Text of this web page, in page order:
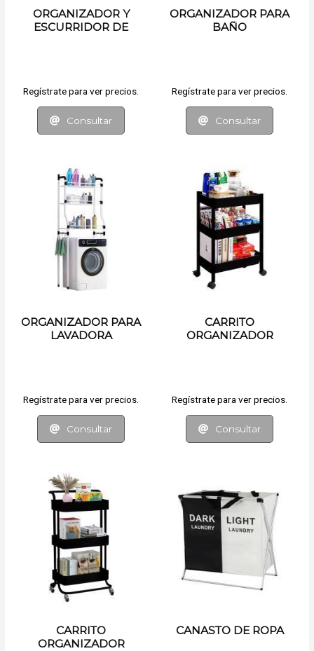
ORGANIZADOR Y
ESCURRIDOR DE
Regístrate para ver precios.
Consultar
ORGANIZADOR PARA
BAÑO
Regístrate para ver precios.
Consultar
ORGANIZADOR PARA
LAVADORA
Regístrate para ver precios.
Consultar
CARRITO
ORGANIZADOR
Regístrate para ver precios.
Consultar
CARRITO
ORGANIZADOR
CANASTO DE ROPA